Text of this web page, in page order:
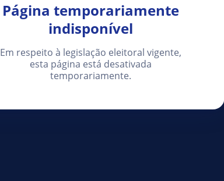
Página temporariamente
indisponível
Em respeito à legislação eleitoral vigente,
esta página está desativada
temporariamente.